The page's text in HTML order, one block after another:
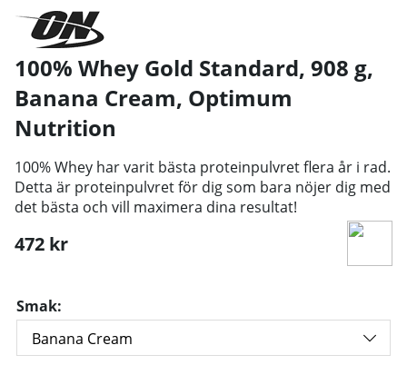
100% Whey Gold Standard, 908 g,
Banana Cream, Optimum
Nutrition
100% Whey har varit bästa proteinpulvret flera år i rad.
Detta är proteinpulvret för dig som bara nöjer dig med
det bästa och vill maximera dina resultat!
472 kr
Smak: